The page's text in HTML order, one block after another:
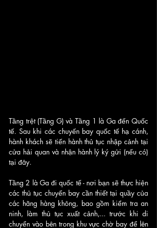
Tầng trệt (Tầng G) và Tầng 1 là Ga đến Quốc
tế. Sau khi các chuyến bay quốc tế hạ cánh,
hành khách sẽ tiến hành thủ tục nhập cảnh tại
cửa hải quan và nhận hành lý ký gửi (nếu có)
tại đây.
Tầng 2 là Ga đi quốc tế - nơi bạn sẽ thực hiện
các thủ tục chuyến bay cần thiết tại quầy của
các hãng hàng không, bao gồm kiểm tra an
ninh, làm thủ tục xuất cảnh,... trước khi di
chuyển vào bên trong khu vực chờ bay để lên